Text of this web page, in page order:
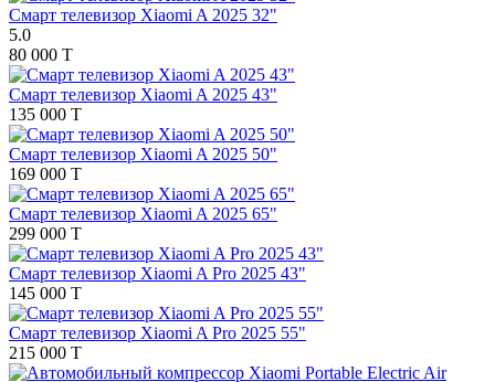
Смарт телевизор Xiaomi A 2025 32"
5.0
80 000 T
Смарт телевизор Xiaomi A 2025 43"
135 000 T
Смарт телевизор Xiaomi A 2025 50"
169 000 T
Смарт телевизор Xiaomi A 2025 65"
299 000 T
Смарт телевизор Xiaomi A Pro 2025 43"
145 000 T
Смарт телевизор Xiaomi A Pro 2025 55"
215 000 T